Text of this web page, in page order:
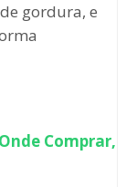
gordura, e
Comprar,